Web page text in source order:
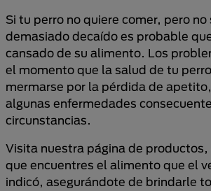
Si tu perro no quiere comer, pero no
demasiado decaído es probable
cansado de su alimento. Los
el momento que la salud de tu
mermarse por la pérdida de
algunas enfermedades
circunstancias.
Visita nuestra página de
que encuentres el alimento que el
indicó, asegurándote de brindarle